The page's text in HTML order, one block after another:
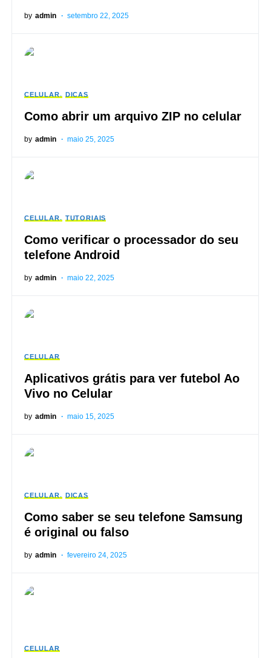
by admin setembro 22, 2025
CELULAR DICAS
Como abrir um arquivo ZIP no celular
by admin maio 25, 2025
CELULAR TUTORIAIS
Como verificar o processador do seu
telefone Android
by admin maio 22, 2025
CELULAR
Aplicativos grátis para ver futebol Ao
Vivo no Celular
by admin maio 15, 2025
CELULAR DICAS
Como saber se seu telefone Samsung
é original ou falso
by admin fevereiro 24, 2025
CELULAR